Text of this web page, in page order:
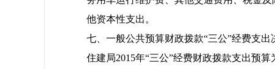
他资本性支出。
七、一般公共预算财政拨款“三公”经费支出
住建局2015年“三公”经费财政拨款支出预